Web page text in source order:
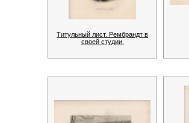
Титульный лист. Рембрандт в
своей студии.